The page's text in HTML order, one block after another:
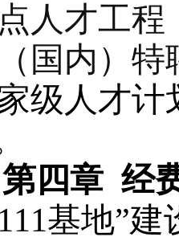
人才工
国内）特
级人才
第四章 经
111基地”建